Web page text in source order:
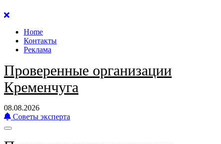
Перейти
содержанию
Home
Контакты
Реклама
Проверенные организации
Кременчуга
08.08.2026
Советы эксперта